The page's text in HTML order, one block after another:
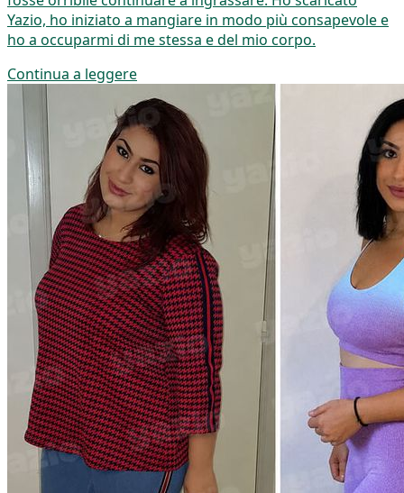
Yazio, ho iniziato a mangiare in modo più consapevole e
ho a occuparmi di me stessa e del mio corpo.
Continua a leggere